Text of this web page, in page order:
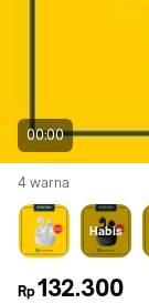
00:00
Lihat semua variant:
4 warna
Putih
Habis
Hitam
Rp132.300